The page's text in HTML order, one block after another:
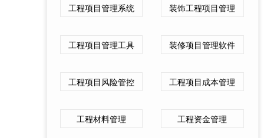
工程项目管理系统 装饰工程项目管理
工程项目管理工具 装修项目管理软件
工程项目风险管控 工程项目成本管理
工程材料管理 工程资金管理